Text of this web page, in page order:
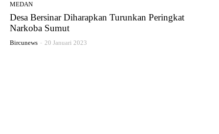
MEDAN
Desa Bersinar Diharapkan Turunkan Peringkat
Narkoba Sumut
Bircunews - 20 Januari 2023